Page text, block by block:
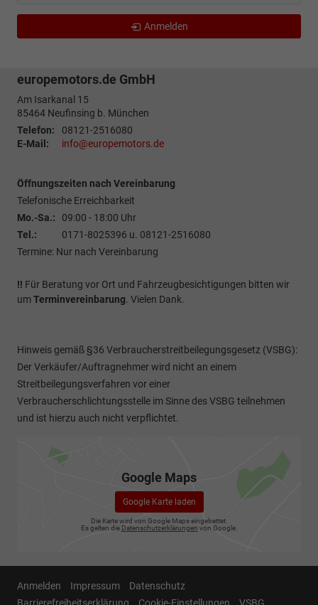
Anmelden
europemotors.de GmbH
Am Isarkanal 15
85464 Neufinsing b. München
Telefon:
08121-2516080
E-Mail:
info@europemotors.de
Öffnungszeiten nach Vereinbarung
Telefonische Erreichbarkeit
Mo.-Sa.:
09:00 - 18:00 Uhr
Tel.:
0171-8025396 u. 08121-2516080
Termine: Nur nach Vereinbarung
!! Für Beratung vor Ort und Fahrzeugbesichtigungen bitten wir
umTerminvereinbarung. Vielen Dank.
Hinweis gemäß §36 Verbraucherstreitbeilegungsgesetz (VSBG):
Der Verkäufer/Auftragnehmer wird nicht an einem
Streitbeilegungsverfahren vor einer
Verbraucherschlichtungsstelle im Sinne des VSBG teilnehmen
und ist hierzu auch nicht verpflichtet.
Google Maps
Google Karte laden
Die Karte wird von Google Maps eingebettet.
Es gelten die Datenschutzerklärungen von Google.
Anmelden Impressum
Datenschutz
Barrierefreiheitserklärung
Cookie-Einstellungen VSBG